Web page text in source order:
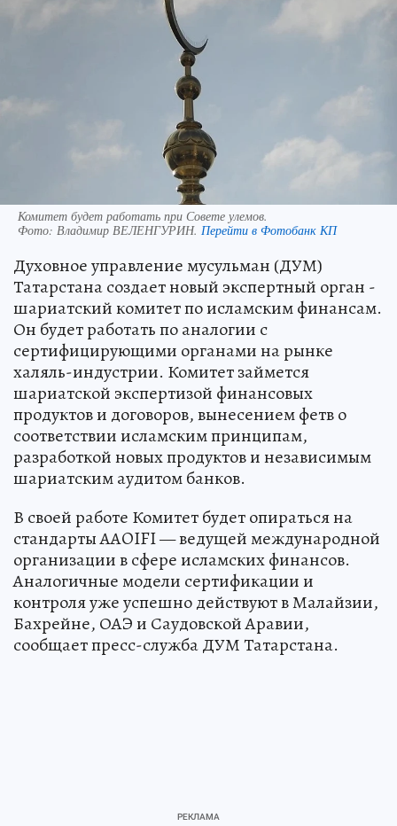
Комитет будет работать при Совете улемов.
Фото: Владимир ВЕЛЕНГУРИН. Перейти в Фотобанк КП
Духовное управление мусульман (ДУМ)
Татарстана создает новый экспертный орган -
шариатский комитет по исламским финансам.
Он будет работать по аналогии с
сертифицирующими органами на рынке
халяль-индустрии. Комитет займется
шариатской экспертизой финансовых
продуктов и договоров, вынесением фетв о
соответствии исламским принципам,
разработкой новых продуктов и независимым
шариатским аудитом банков.
В своей работе Комитет будет опираться на
стандарты AAOIFI — ведущей международной
организации в сфере исламских финансов.
Аналогичные модели сертификации и
контроля уже успешно действуют в Малайзии,
Бахрейне, ОАЭ и Саудовской Аравии,
сообщает пресс-служба ДУМ Татарстана.